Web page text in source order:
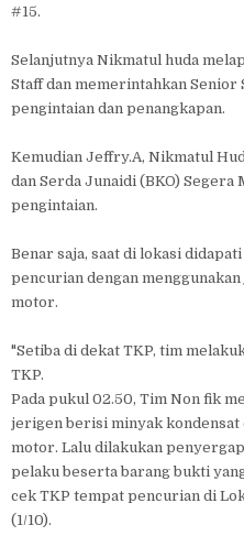
#15.
Selanjutnya Nikmatul huda
Staff dan memerintahkan
pengintaian dan penangkapan.
Kemudian Jeffry.A, Nikmatul
dan Serda Junaidi (BKO)
pengintaian.
Benar saja, saat di lokasi
pencurian dengan
motor.
"Setiba di dekat TKP, tim
TKP.
Pada pukul 02.50, Tim Non fik
jerigen berisi minyak kondensat
motor. Lalu dilakukan
pelaku beserta barang bukti
cek TKP tempat pencurian di
(1/10).